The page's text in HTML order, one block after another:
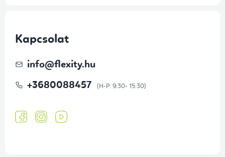
Kapcsolat
info@flexity.hu
+3680088457